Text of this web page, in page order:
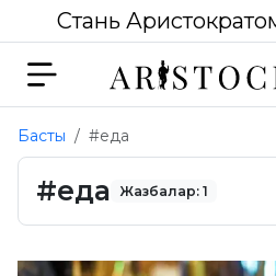
Стань
Басты #еда
#еда Жазбалар: 1